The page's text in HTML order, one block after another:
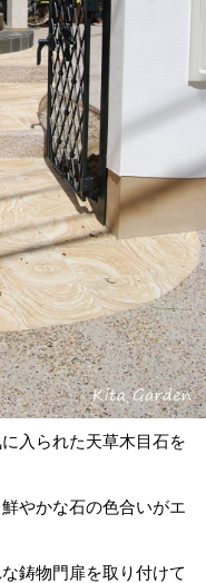
入られた天草木目石を
やかな石の色合いがエ
鋳物門扉を取り付けて